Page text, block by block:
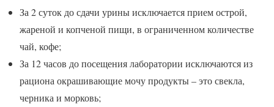
За 2 суток до сдачи урины исключается прием острой,
жареной и копченой пищи, в ограниченном количестве
чай, кофе;
За 12 часов до посещения лаборатории исключаются из
рациона окрашивающие мочу продукты – это свекла,
черника и морковь;